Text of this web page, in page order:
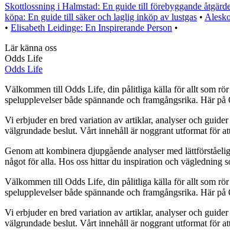
Skottlossning i Halmstad: En guide till förebyggande
köpa: En guide till säker och laglig inköp av lustgas •
• Elisabeth Leidinge: En Inspirerande Person •
Lär känna oss
Odds Life
Odds Life
Välkommen till Odds Life, din pålitliga källa för allt som rör
spelupplevelser både spännande och framgångsrika. Här
Vi erbjuder en bred variation av artiklar, analyser och
välgrundade beslut. Vårt innehåll är noggrant utformat för
Genom att kombinera djupgående analyser med
något för alla. Hos oss hittar du inspiration och vägledning
Välkommen till Odds Life, din pålitliga källa för allt som rör
spelupplevelser både spännande och framgångsrika. Här
Vi erbjuder en bred variation av artiklar, analyser och
välgrundade beslut. Vårt innehåll är noggrant utformat för